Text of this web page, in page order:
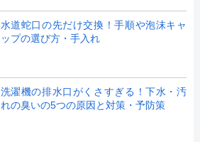
水道蛇口の先だけ交換！手順や泡沫キャ
ップの選び方・手入れ
洗濯機の排水口がくさすぎる！下水・汚
れの臭いの5つの原因と対策・予防策